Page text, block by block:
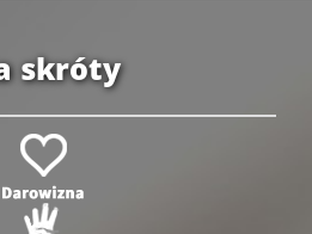
skróty